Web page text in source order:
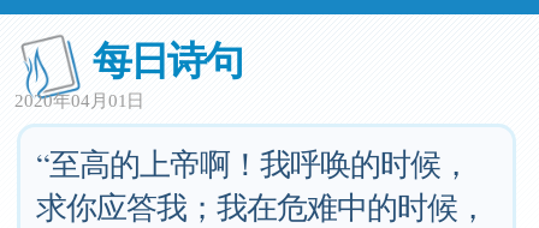
每日诗句
2020年04月01日
“至高的上帝啊！我呼唤的时候，
求你应答我；我在危难中的时候，